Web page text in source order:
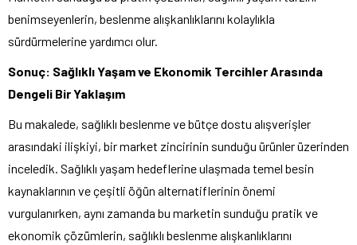
benimseyenlerin, beslenme alışkanlıklarını kolaylıkla
sürdürmelerine yardımcı olur.
Sonuç: Sağlıklı Yaşam ve Ekonomik Tercihler Arasında
Dengeli Bir Yaklaşım
Bu makalede, sağlıklı beslenme ve bütçe dostu alışverişler
arasındaki ilişkiyi, bir market zincirinin sunduğu ürünler üzerinden
inceledik. Sağlıklı yaşam hedeflerine ulaşmada temel besin
kaynaklarının ve çeşitli öğün alternatiflerinin önemi
vurgulanırken, aynı zamanda bu marketin sunduğu pratik ve
ekonomik çözümlerin, sağlıklı beslenme alışkanlıklarını